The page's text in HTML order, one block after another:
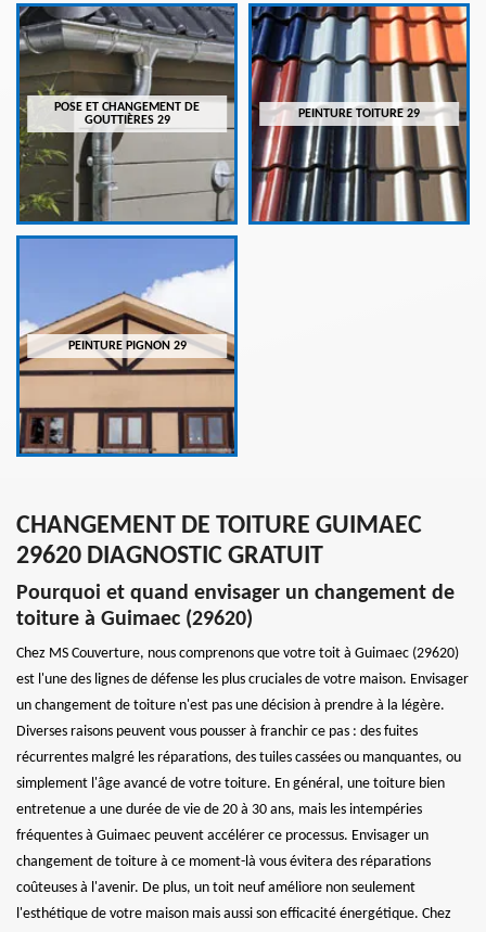
POSE ET CHANGEMENT DE
GOUTTIÈRES 29
PEINTURE TOITURE 29
PEINTURE PIGNON 29
CHANGEMENT DE TOITURE GUIMAEC
29620 DIAGNOSTIC GRATUIT
Pourquoi et quand envisager un changement de
toiture à Guimaec (29620)
Chez MS Couverture, nous comprenons que votre toit à Guimaec (29620)
est l'une des lignes de défense les plus cruciales de votre maison. Envisager
un changement de toiture n'est pas une décision à prendre à la légère.
Diverses raisons peuvent vous pousser à franchir ce pas : des fuites
récurrentes malgré les réparations, des tuiles cassées ou manquantes, ou
simplement l'âge avancé de votre toiture. En général, une toiture bien
entretenue a une durée de vie de 20 à 30 ans, mais les intempéries
fréquentes à Guimaec peuvent accélérer ce processus. Envisager un
changement de toiture à ce moment-là vous évitera des réparations
coûteuses à l'avenir. De plus, un toit neuf améliore non seulement
l'esthétique de votre maison mais aussi son efficacité énergétique. Chez